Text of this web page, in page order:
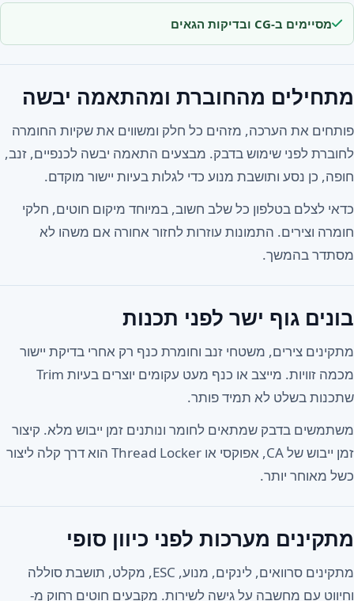
מסיימים ב-CG ובדיקות הגאים
מתחילים מהחוברת ומהתאמה יבשה
פותחים את הערכה, מזהים כל חלק ומשווים את שקיות החומרה
לחוברת לפני שימוש בדבק. מבצעים התאמה יבשה לכנפיים, זנב,
חופה, כן נסע ותושבת מנוע כדי לגלות בעיות יישור מוקדם.
כדאי לצלם בטלפון כל שלב חשוב, במיוחד מיקום חוטים, חלקי
חומרה וצירים. התמונות עוזרות לחזור אחורה אם משהו לא
מסתדר בהמשך.
בונים גוף ישר לפני תכנות
מתקינים צירים, משטחי זנב וחומרת כנף רק אחרי בדיקת יישור
מכמה זוויות. מייצב או כנף מעט עקומים יוצרים בעיות Trim
שתכנות בשלט לא תמיד פותר.
משתמשים בדבק שמתאים לחומר ונותנים זמן ייבוש מלא. קיצור
זמן ייבוש של CA, אפוקסי או Thread Locker הוא דרך קלה ליצור
כשל מאוחר יותר.
מתקינים מערכות לפני כיוון סופי
מתקינים סרוואים, לינקים, מנוע, ESC, מקלט, תושבת סוללה
וחיווט עם מחשבה על גישה לשירות. מקבעים חוטים רחוק מ-